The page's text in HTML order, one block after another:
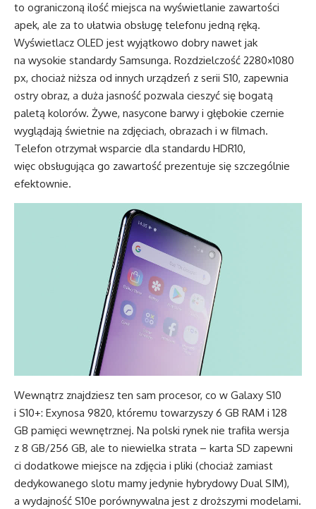
to ograniczoną ilość miejsca na wyświetlanie zawartości
apek, ale za to ułatwia obsługę telefonu jedną ręką.
Wyświetlacz OLED jest wyjątkowo dobry nawet jak
na wysokie standardy Samsunga. Rozdzielczość 2280×1080
px, chociaż niższa od innych urządzeń z serii S10, zapewnia
ostry obraz, a duża jasność pozwala cieszyć się bogatą
paletą kolorów. Żywe, nasycone barwy i głębokie czernie
wyglądają świetnie na zdjęciach, obrazach i w filmach.
Telefon otrzymał wsparcie dla standardu HDR10,
więc obsługująca go zawartość prezentuje się szczególnie
efektownie.
Wewnątrz znajdziesz ten sam procesor, co w Galaxy S10
i S10+: Exynosa 9820, któremu towarzyszy 6 GB RAM i 128
GB pamięci wewnętrznej. Na polski rynek nie trafiła wersja
z 8 GB/256 GB, ale to niewielka strata – karta SD zapewni
ci dodatkowe miejsce na zdjęcia i pliki (chociaż zamiast
dedykowanego slotu mamy jedynie hybrydowy Dual SIM),
a wydajność S10e porównywalna jest z droższymi modelami.